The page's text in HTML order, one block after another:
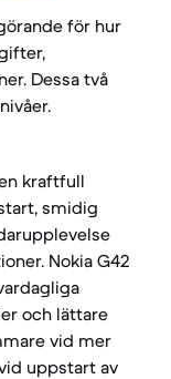
för hur
Dessa två
kraftfull
smidig
Nokia G42
och lättare
vid mer
uppstart av